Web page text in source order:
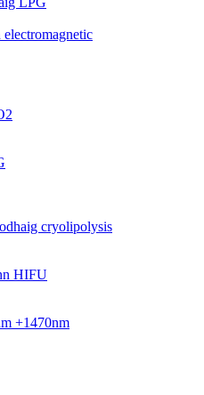
cryolipolysis
HIFU
+1470nm